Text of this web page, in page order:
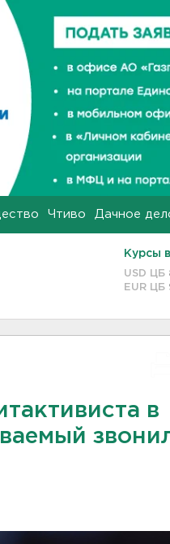
Чтиво Дачное
Курсы
USD ЦБ
EUR ЦБ
в